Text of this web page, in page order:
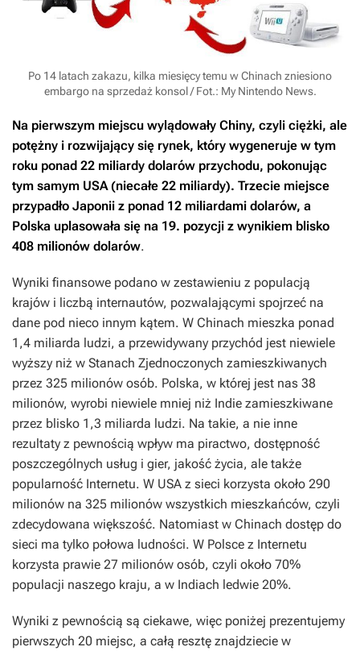
Po 14 latach zakazu, kilka miesięcy temu w Chinach zniesiono
embargo na sprzedaż konsol / Fot.: My Nintendo News.
Na pierwszym miejscu wylądowały Chiny, czyli ciężki, ale
potężny i rozwijający się rynek, który wygeneruje w tym
roku ponad 22 miliardy dolarów przychodu, pokonując
tym samym USA (niecałe 22 miliardy). Trzecie miejsce
przypadło Japonii z ponad 12 miliardami dolarów, a
Polska uplasowała się na 19. pozycji z wynikiem blisko
408 milionów dolarów.
Wyniki finansowe podano w zestawieniu z populacją
krajów i liczbą internautów, pozwalającymi spojrzeć na
dane pod nieco innym kątem. W Chinach mieszka ponad
1,4 miliarda ludzi, a przewidywany przychód jest niewiele
wyższy niż w Stanach Zjednoczonych zamieszkiwanych
przez 325 milionów osób. Polska, w której jest nas 38
milionów, wyrobi niewiele mniej niż Indie zamieszkiwane
przez blisko 1,3 miliarda ludzi. Na takie, a nie inne
rezultaty z pewnością wpływ ma piractwo, dostępność
poszczególnych usług i gier, jakość życia, ale także
popularność Internetu. W USA z sieci korzysta około 290
milionów na 325 milionów wszystkich mieszkańców, czyli
zdecydowana większość. Natomiast w Chinach dostęp do
sieci ma tylko połowa ludności. W Polsce z Internetu
korzysta prawie 27 milionów osób, czyli około 70%
populacji naszego kraju, a w Indiach ledwie 20%.
Wyniki z pewnością są ciekawe, więc poniżej prezentujemy
pierwszych 20 miejsc, a całą resztę znajdziecie w